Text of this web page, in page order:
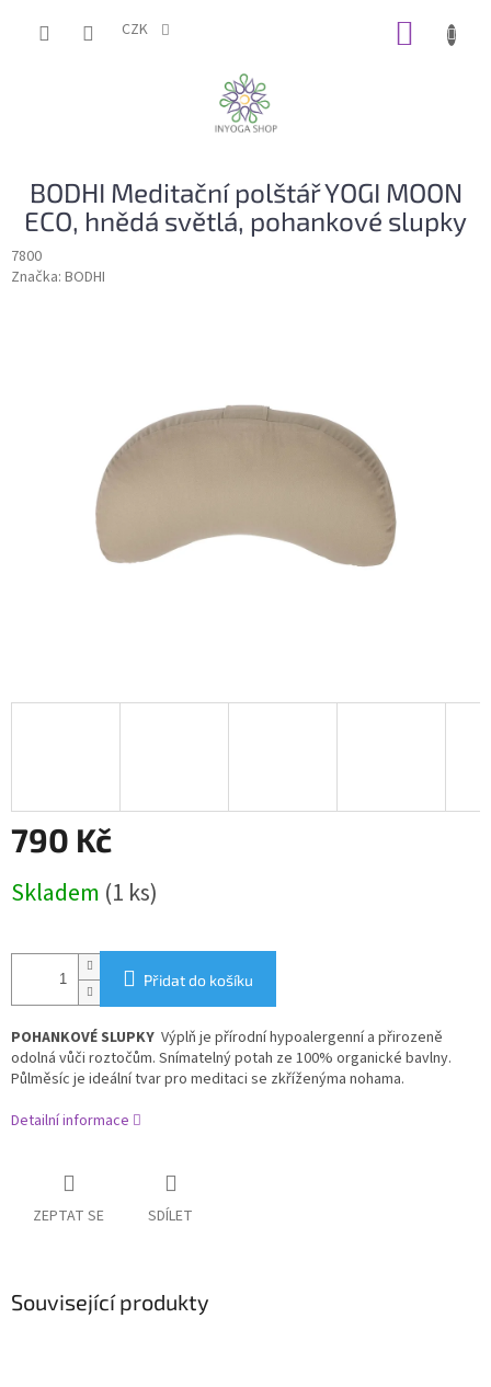
CZK
BODHI Meditační polštář YOGI MOON
ECO, hnědá světlá, pohankové slupky
7800
Značka: BODHI
790 Kč
cena:
Skladem (1 ks)
Přidat do košíku
POHANKOVÉ SLUPKY Výplň je přírodní hypoalergenní a přirozeně
odolná vůči roztočům. Snímatelný potah ze 100% organické bavlny.
Půlměsíc je ideální tvar pro meditaci se zkříženýma nohama.
Detailní informace
ZEPTAT SE SDÍLET
Související produkty